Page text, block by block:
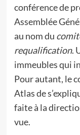
conférence de
Assemblée
au nom du
requalification.
immeubles qui
Pour autant, le
Atlas de
faite à la
vue.